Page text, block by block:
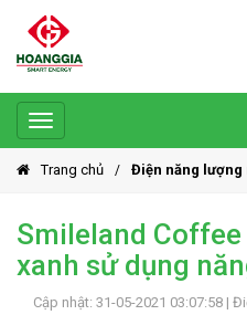
Toggle
navigation
Trang
chủ
Sản
phẩm
Giải
Ứng
dụng
Dự
Trang chủ Điện năng
Smileland
xanh sử dụng
Cập nhật: 31-05-2021 03:07:58 |